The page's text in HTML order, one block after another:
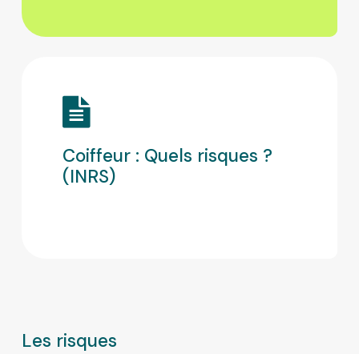
Coiffeur : Quels risques ?
(INRS)
Les risques